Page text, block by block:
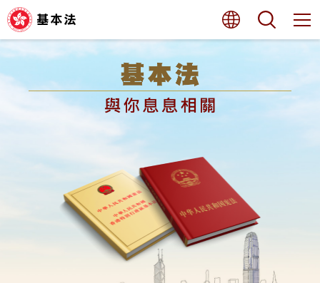
至
內
容
的
始
語言
主頁